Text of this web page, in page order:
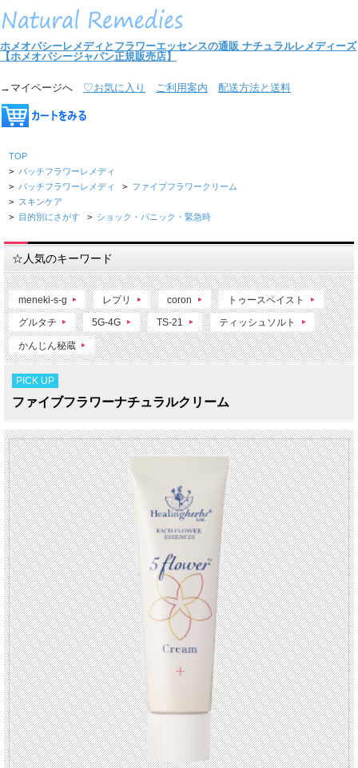
ホメオパシーレメディとフラワーエッセンスの通販 ナチュラルレメディーズ
【ホメオパシージャパン正規販売店】
→マイページへ ♡お気に入り ご利用案内 配送方法と送料
TOP
> バッチフラワーレメディ
> バッチフラワーレメディ > ファイブフラワークリーム
> スキンケア
> 目的別にさがす > ショック・パニック・緊急時
☆人気のキーワード
meneki-s-g レプリ coron トゥースペイスト
グルタチ 5G-4G TS-21 ティッシュソルト
かんじん秘蔵
PICK UP
ファイブフラワーナチュラルクリーム